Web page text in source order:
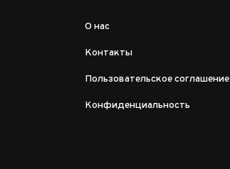
О нас
Контакты
Пользовательское соглашение
Конфиденциальность